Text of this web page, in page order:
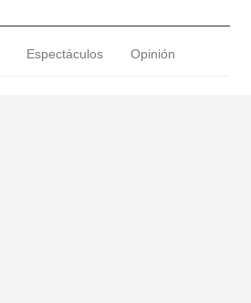
Espectáculos Opinión